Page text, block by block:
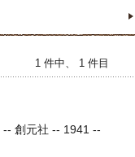
1 件中、 1 件目
-- 創元社 -- 1941 --